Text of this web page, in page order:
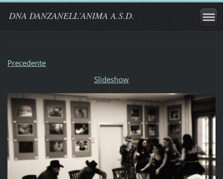
DNA DANZANELL'ANIMA A.S.D.
Precedente
Slideshow